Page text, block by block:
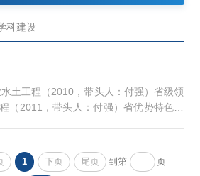
科建设
土工程（2010，带头人：付强）省级领
（2011，带头人：付强）省优势特色学
点农业水土工程（1986）、环境水利
资源（2005）水利工程（2018）、土木
1 下页 尾页 到第 页